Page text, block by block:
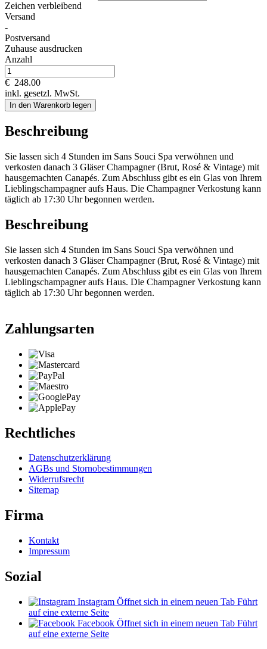
Zeichen verbleibend
Versand
-
Postversand
Zuhause ausdrucken
Anzahl
€ 248.00
inkl. gesetzl. MwSt.
In den Warenkorb legen
Beschreibung
Sie lassen sich 4 Stunden im Sans Souci Spa verwöhnen und
verkosten danach 3 Gläser Champagner (Brut, Rosé & Vintage) mit
hausgemachten Canapés. Zum Abschluss gibt es ein Glas von Ihrem
Lieblingschampagner aufs Haus. Die Champagner Verkostung kann
täglich ab 17:30 Uhr begonnen werden.
Beschreibung
Sie lassen sich 4 Stunden im Sans Souci Spa verwöhnen und
verkosten danach 3 Gläser Champagner (Brut, Rosé & Vintage) mit
hausgemachten Canapés. Zum Abschluss gibt es ein Glas von Ihrem
Lieblingschampagner aufs Haus. Die Champagner Verkostung kann
täglich ab 17:30 Uhr begonnen werden.
Zahlungsarten
Rechtliches
Datenschutzerklärung
AGBs und Stornobestimmungen
Widerrufsrecht
Sitemap
Firma
Kontakt
Impressum
Sozial
Instagram Öffnet sich in einem neuen Tab Führt
auf eine externe Seite
Facebook Öffnet sich in einem neuen Tab Führt
auf eine externe Seite